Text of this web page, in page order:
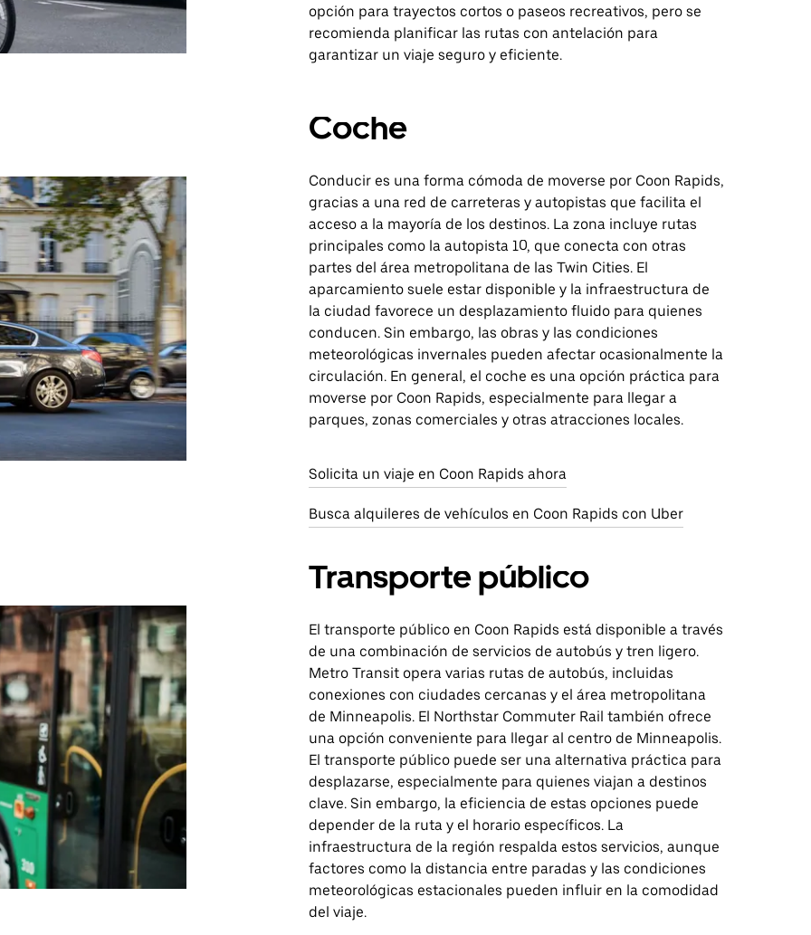
opción para trayectos cortos o paseos recreativos, pero se
recomienda planificar las rutas con antelación para
garantizar un viaje seguro y eficiente.
Coche
Conducir es una forma cómoda de moverse por Coon Rapids,
gracias a una red de carreteras y autopistas que facilita el
acceso a la mayoría de los destinos. La zona incluye rutas
principales como la autopista 10, que conecta con otras
partes del área metropolitana de las Twin Cities. El
aparcamiento suele estar disponible y la infraestructura de
la ciudad favorece un desplazamiento fluido para quienes
conducen. Sin embargo, las obras y las condiciones
meteorológicas invernales pueden afectar ocasionalmente la
circulación. En general, el coche es una opción práctica para
moverse por Coon Rapids, especialmente para llegar a
parques, zonas comerciales y otras atracciones locales.
Solicita un viaje en Coon Rapids ahora
Busca alquileres de vehículos en Coon Rapids con Uber
Transporte público
El transporte público en Coon Rapids está disponible a través
de una combinación de servicios de autobús y tren ligero.
Metro Transit opera varias rutas de autobús, incluidas
conexiones con ciudades cercanas y el área metropolitana
de Minneapolis. El Northstar Commuter Rail también ofrece
una opción conveniente para llegar al centro de Minneapolis.
El transporte público puede ser una alternativa práctica para
desplazarse, especialmente para quienes viajan a destinos
clave. Sin embargo, la eficiencia de estas opciones puede
depender de la ruta y el horario específicos. La
infraestructura de la región respalda estos servicios, aunque
factores como la distancia entre paradas y las condiciones
meteorológicas estacionales pueden influir en la comodidad
del viaje.